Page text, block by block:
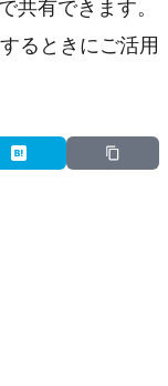
共有できます。
るときにご活用